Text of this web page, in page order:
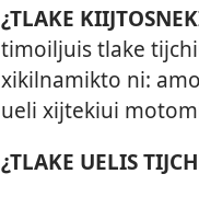
¿TLAKE
timoiljuis tlake
xikilnamikto ni:
ueli xijtekiui
¿TLAKE UELIS